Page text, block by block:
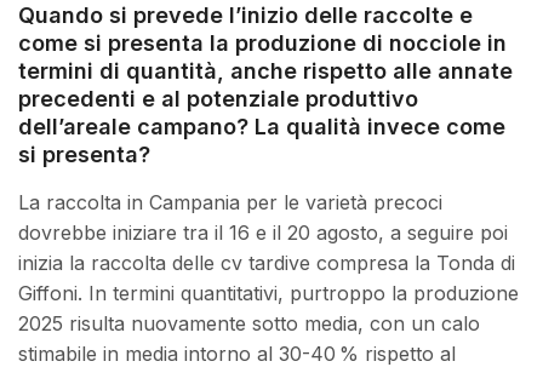
Quando si prevede l’inizio delle raccolte e
come si presenta la produzione di nocciole in
termini di quantità, anche rispetto alle annate
precedenti e al potenziale produttivo
dell’areale campano? La qualità invece come
si presenta?
La raccolta in Campania per le varietà precoci
dovrebbe iniziare tra il 16 e il 20 agosto, a seguire poi
inizia la raccolta delle cv tardive compresa la Tonda di
Giffoni. In termini quantitativi, purtroppo la produzione
2025 risulta nuovamente sotto media, con un calo
stimabile in media intorno al 30-40 % rispetto al